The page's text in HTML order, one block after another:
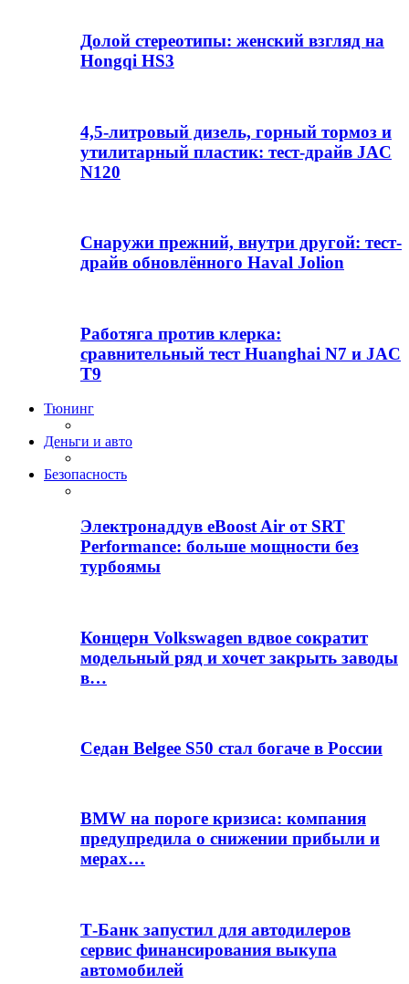
Долой стереотипы: женский взгляд на
Hongqi HS3
4,5-литровый дизель, горный тормоз и
утилитарный пластик: тест-драйв JAC
N120
Снаружи прежний, внутри другой: тест-
драйв обновлённого Haval Jolion
Работяга против клерка:
сравнительный тест Huanghai N7 и JAC
T9
Тюнинг
Деньги и авто
Безопасность
Электронаддув eBoost Air от SRT
Performance: больше мощности без
турбоямы
Концерн Volkswagen вдвое сократит
модельный ряд и хочет закрыть заводы
в…
Седан Belgee S50 стал богаче в России
BMW на пороге кризиса: компания
предупредила о снижении прибыли и
мерах…
Т-Банк запустил для автодилеров
сервис финансирования выкупа
автомобилей